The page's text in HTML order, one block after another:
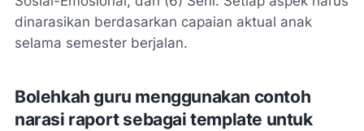
dinarasikan berdasarkan capaian aktual anak
selama semester berjalan.
Bolehkah guru menggunakan contoh
narasi raport sebagai template untuk